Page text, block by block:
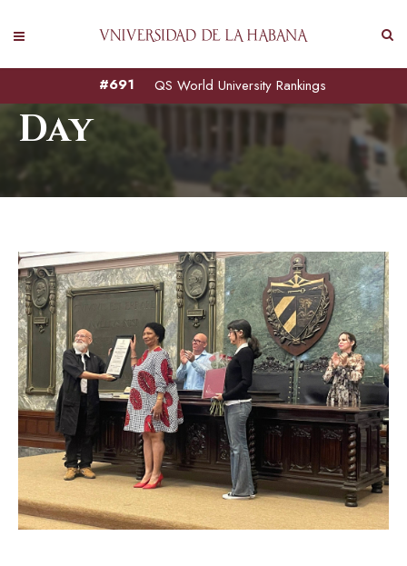
QS World University Rankings
#691
noviembre 22, 2024
Day